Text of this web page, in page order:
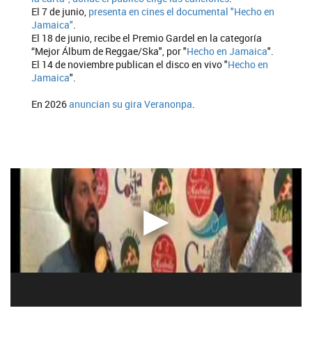
El 7 de junio, presenta en cines el documental "Hecho en
Jamaica".
El 18 de junio, recibe el Premio Gardel en la categoría
“Mejor Álbum de Reggae/Ska", por "Hecho en Jamaica".
El 14 de noviembre publican el disco en vivo "Hecho en
Jamaica".
En 2026anuncian su gira Veranonpa.